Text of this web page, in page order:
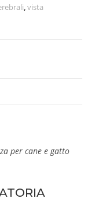
,vista
per cane e gatto